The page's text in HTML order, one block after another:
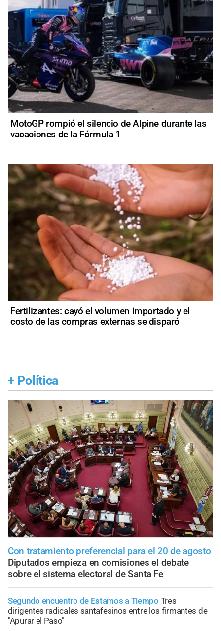
MotoGP rompió el silencio de Alpine durante las
vacaciones de la Fórmula 1
Fertilizantes: cayó el volumen importado y el
costo de las compras externas se disparó
+ Política
Con tratamiento preferencial para el 20 de agosto
Diputados empieza en comisiones el debate
sobre el sistema electoral de Santa Fe
Segundo encuentro de Estamos a Tiempo Tres
dirigentes radicales santafesinos entre los firmantes de
"Apurar el Paso"